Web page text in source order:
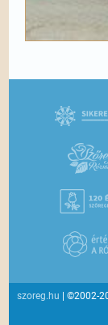
szoreg.hu | ©2002-